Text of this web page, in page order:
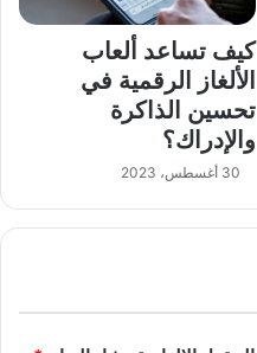
كيف تساعد ألعاب
الألغاز الرقمية في
تحسين الذاكرة
والإدراك؟
30 أغسطس، 2023